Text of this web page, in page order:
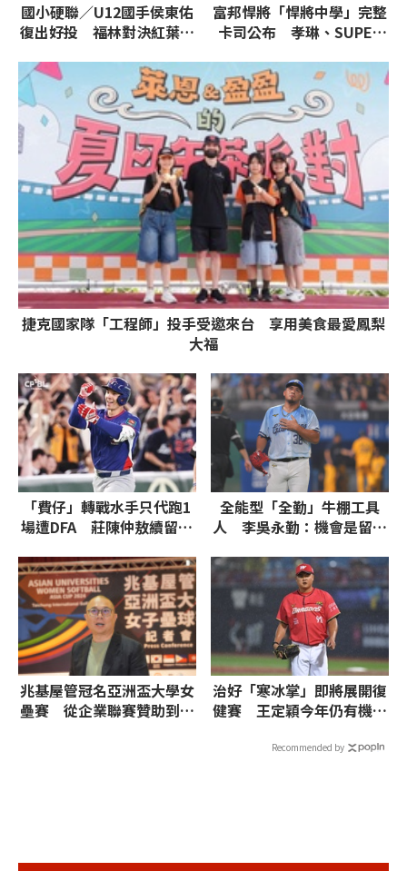
國小硬聯／U12國手侯東佑
復出好投 福林對決紅葉爭
富邦悍將「悍將中學」完整
卡司公布 孝琳、SUPER
全場
捷克國家隊「工程師」投手受邀來台 享用美食最愛鳳梨
大福
「費仔」轉戰水手只代跑1
場遭DFA 莊陳仲敖續留運
全能型「全勤」牛棚工具
人 李吳永勤：機會是留給
兆基屋管冠名亞洲盃大學女
壘賽 從企業聯賽贊助到國
治好「寒冰掌」即將展開復
健賽 王定穎今年仍有機會
Recommended by